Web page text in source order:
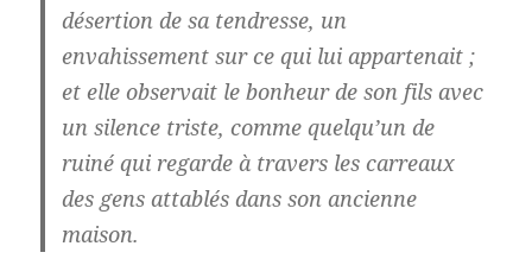
désertion de sa tendresse, un
envahissement sur ce qui lui appartenait ;
et elle observait le bonheur de son fils avec
un silence triste, comme quelqu’un de
ruiné qui regarde à travers les carreaux
des gens attablés dans son ancienne
maison.